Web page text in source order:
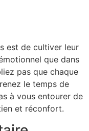
est de cultiver leur
que dans
pas que chaque
le temps de
à vous entourer de
et réconfort.